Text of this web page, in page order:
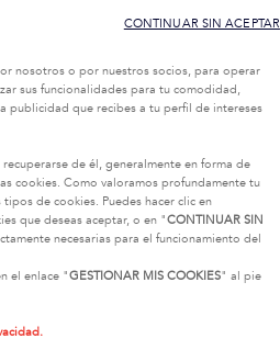
nosotros o por nuestros socios, para operar
sus funcionalidades para tu comodidad,
publicidad que recibes a tu perfil de intereses
de él, generalmente en forma de
cookies. Como valoramos profundamente tu
de cookies. Puedes hacer clic en
que deseas aceptar, o en "CONTINUAR SIN
necesarias para el funcionamiento del
el enlace "GESTIONAR MIS COOKIES" al pie
CONTINUAR SIN ACEPTAR